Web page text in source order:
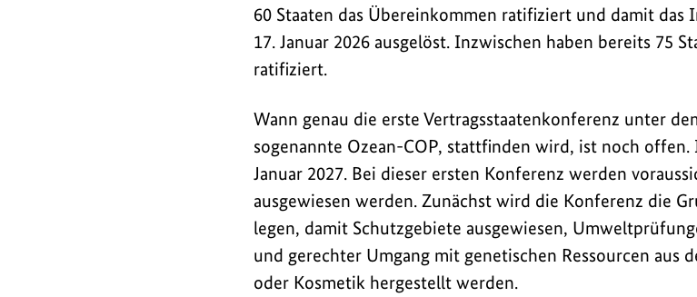
60 Staaten das Übereinkommen ratifiziert und damit das
17. Januar 2026 ausgelöst. Inzwischen haben bereits 75
ratifiziert.
Wann genau die erste Vertragsstaatenkonferenz unter
sogenannte Ozean-COP, stattfinden wird, ist noch offen.
Januar 2027. Bei dieser ersten Konferenz werden
ausgewiesen werden. Zunächst wird die Konferenz die
legen, damit Schutzgebiete ausgewiesen,
und gerechter Umgang mit genetischen Ressourcen aus
oder Kosmetik hergestellt werden.